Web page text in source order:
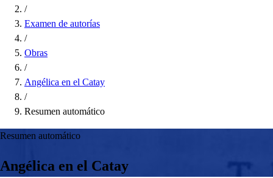
/
Examen de autorías
/
Obras
/
Angélica en el Catay
/
Resumen automático
Resumen automático
Angélica en el Catay